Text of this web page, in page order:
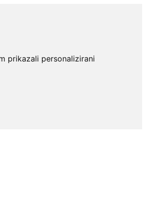
prikazali personalizirani